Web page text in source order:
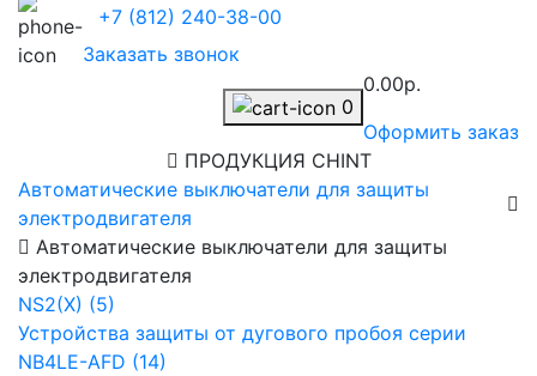
+7 (812) 240-38-00
Заказать звонок
0
0.00р.
Оформить заказ
ПРОДУКЦИЯ CHINT
Автоматические выключатели для защиты
электродвигателя
Автоматические выключатели для защиты
электродвигателя
NS2(X) (5)
Устройства защиты от дугового пробоя серии
NB4LE-AFD (14)